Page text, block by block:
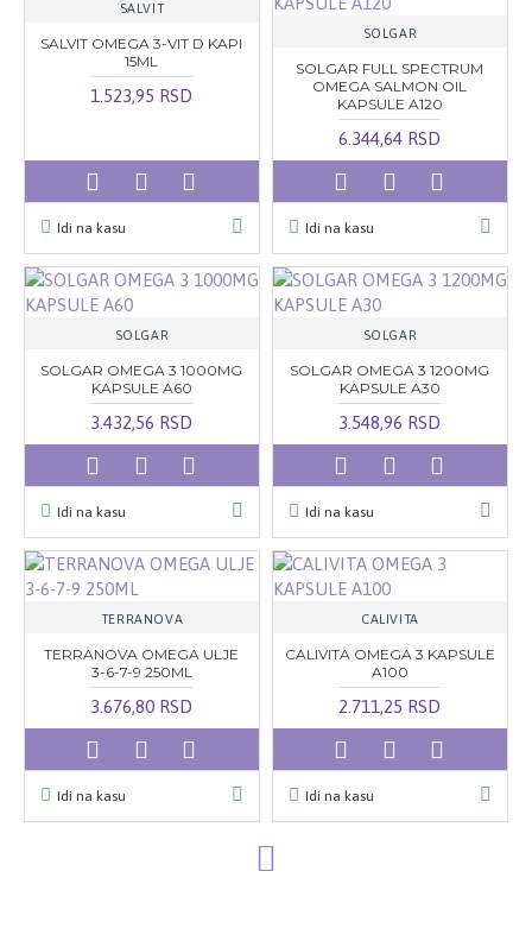
SALVIT
SALVIT OMEGA 3-VIT D KAPI
15ML
1.523,95 RSD
Idi na kasu
SOLGAR
SOLGAR FULL SPECTRUM
OMEGA SALMON OIL
KAPSULE A120
6.344,64 RSD
Idi na kasu
SOLGAR
SOLGAR OMEGA 3 1000MG
KAPSULE A60
3.432,56 RSD
Idi na kasu
SOLGAR
SOLGAR OMEGA 3 1200MG
KAPSULE A30
3.548,96 RSD
Idi na kasu
TERRANOVA
TERRANOVA OMEGA ULJE
3-6-7-9 250ML
3.676,80 RSD
Idi na kasu
CALIVITA
CALIVITA OMEGA 3 KAPSULE
A100
2.711,25 RSD
Idi na kasu